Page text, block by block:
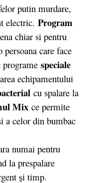
putin murdare,
electric. Program
chiar si pentru
care face
speciale
echipamentului
cu spalare la
Mix ce permite
a celor din bumbac
numai pentru
la prespalare
şi timp.